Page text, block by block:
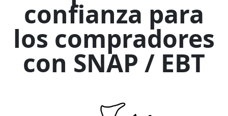
confianza para
los compradores
con SNAP / EBT